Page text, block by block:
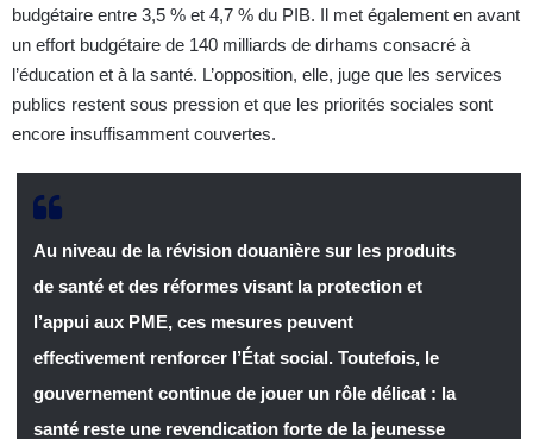
budgétaire entre 3,5 % et 4,7 % du PIB. Il met également en avant
un effort budgétaire de 140 milliards de dirhams consacré à
l’éducation et à la santé. L’opposition, elle, juge que les services
publics restent sous pression et que les priorités sociales sont
encore insuffisamment couvertes.
Au niveau de la révision douanière sur les produits
de santé et des réformes visant la protection et
l’appui aux PME, ces mesures peuvent
effectivement renforcer l’État social. Toutefois, le
gouvernement continue de jouer un rôle délicat : la
santé reste une revendication forte de la jeunesse